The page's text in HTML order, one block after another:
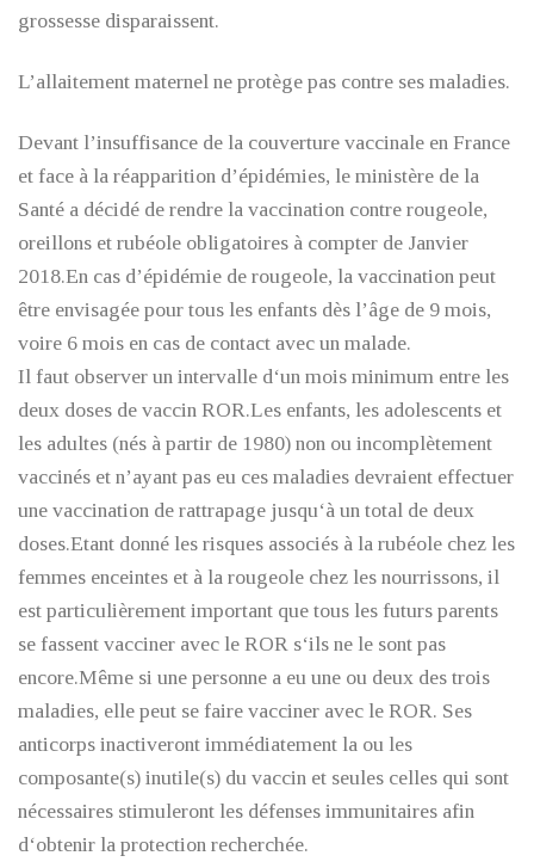
grossesse disparaissent.
L’allaitement maternel ne protège pas contre ses maladies.
Devant l’insuffisance de la couverture vaccinale en France
et face à la réapparition d’épidémies, le ministère de la
Santé a décidé de rendre la vaccination contre rougeole,
oreillons et rubéole obligatoires à compter de Janvier
2018.En cas d’épidémie de rougeole, la vaccination peut
être envisagée pour tous les enfants dès l’âge de 9 mois,
voire 6 mois en cas de contact avec un malade.
Il faut observer un intervalle d‘un mois minimum entre les
deux doses de vaccin ROR.Les enfants, les adolescents et
les adultes (nés à partir de 1980) non ou incomplètement
vaccinés et n’ayant pas eu ces maladies devraient effectuer
une vaccination de rattrapage jusqu‘à un total de deux
doses.Etant donné les risques associés à la rubéole chez les
femmes enceintes et à la rougeole chez les nourrissons, il
est particulièrement important que tous les futurs parents
se fassent vacciner avec le ROR s‘ils ne le sont pas
encore.Même si une personne a eu une ou deux des trois
maladies, elle peut se faire vacciner avec le ROR. Ses
anticorps inactiveront immédiatement la ou les
composante(s) inutile(s) du vaccin et seules celles qui sont
nécessaires stimuleront les défenses immunitaires afin
d‘obtenir la protection recherchée.